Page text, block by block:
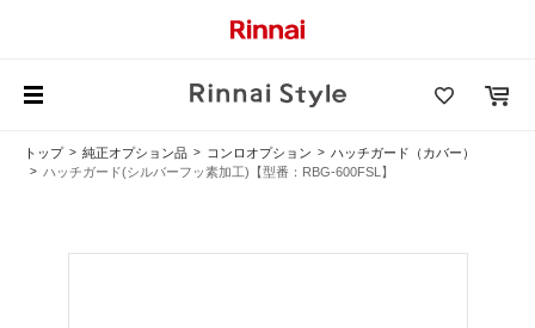
トップ 純正オプション品 コンロオプション
ハッチガード（カバー）
ハッチガード(シルバーフッ素加工)【型番：RBG-600FSL】